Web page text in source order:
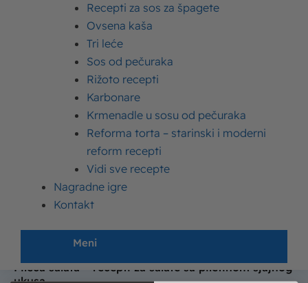
Recepti za sos za špagete
Ovsena kaša
Tri leće
Sos od pečuraka
Rižoto recepti
Karbonare
Krmenadle u sosu od pečuraka
Reforma torta – starinski i moderni
reform recepti
Vidi sve recepte
Nagradne igre
Kontakt
Meni
Popularni tekstovi
Karbonare – recepti za špagete karbonara bogatog
Jela sa piletinom – recepti i načini za pripremu
pilećeg filea
Pileća salata – recepti za salate sa piletinom sjajnog